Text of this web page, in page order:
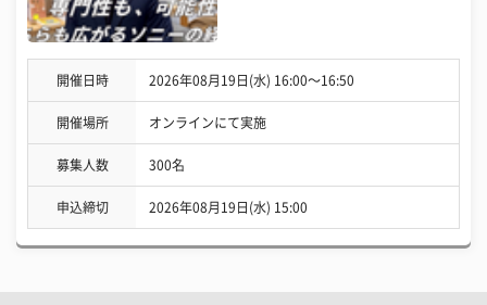
開催日時 2026年08月19日(水) 16:00〜16:50
開催場所 オンラインにて実施
募集人数 300名
申込締切 2026年08月19日(水) 15:00